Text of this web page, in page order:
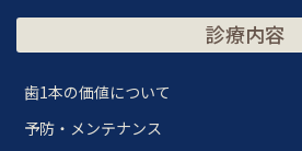
診療内容
歯1本の価値について
予防・メンテナンス